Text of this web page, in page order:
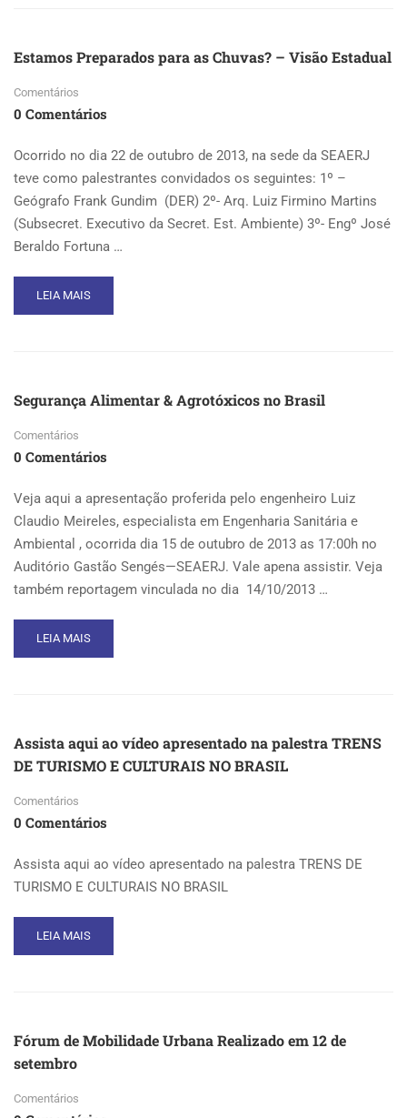
AS
–
VISÃO
Estamos Preparados para as Chuvas? – Visão Estadual
Comentários
0 Comentários
Ocorrido no dia 22 de outubro de 2013, na sede da SEAERJ
teve como palestrantes convidados os seguintes: 1º –
Geógrafo Frank Gundim (DER) 2º- Arq. Luiz Firmino Martins
(Subsecret. Executivo da Secret. Est. Ambiente) 3º- Engº José
Beraldo Fortuna …
READ
MORE
AS
–
VISÃO
LEIA MAIS
Segurança Alimentar & Agrotóxicos no Brasil
Comentários
0 Comentários
Veja aqui a apresentação proferida pelo engenheiro Luiz
Claudio Meireles, especialista em Engenharia Sanitária e
Ambiental , ocorrida dia 15 de outubro de 2013 as 17:00h no
Auditório Gastão Sengés—SEAERJ. Vale apena assistir. Veja
também reportagem vinculada no dia 14/10/2013 …
READ
MORE
AGROTÓXICOS
NO
LEIA MAIS
Assista aqui ao vídeo apresentado na palestra TRENS
DE TURISMO E CULTURAIS NO BRASIL
Comentários
0 Comentários
Assista aqui ao vídeo apresentado na palestra TRENS DE
TURISMO E CULTURAIS NO BRASIL
READ
MORE
VÍDEO
APRESENTADO
PALESTRA
LEIA MAIS
Fórum de Mobilidade Urbana Realizado em 12 de
setembro
Comentários